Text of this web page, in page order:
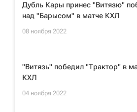
Дубль Кары принес "Витязю"
над "Барысом" в матче КХЛ
08 ноября 2022
"Витязь" победил "Трактор" в
КХЛ
04 ноября 2022